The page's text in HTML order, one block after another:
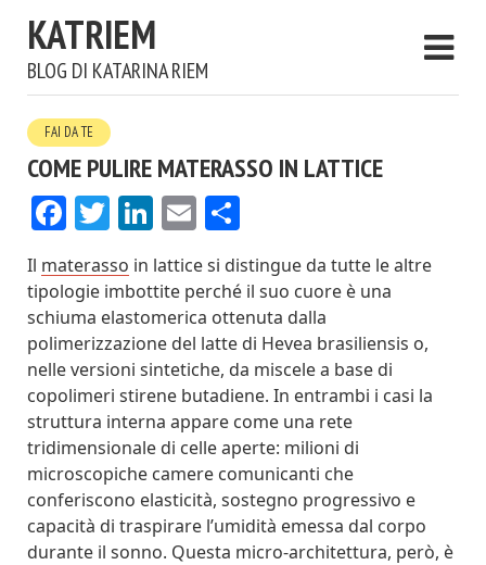
KATRIEM
BLOG DI KATARINA RIEM
FAI DA TE
COME PULIRE MATERASSO IN LATTICE
Facebook
Twitter
LinkedIn
Email
Il materasso in lattice si distingue da tutte le altre
tipologie imbottite perché il suo cuore è una
schiuma elastomerica ottenuta dalla
polimerizzazione del latte di Hevea brasiliensis o,
nelle versioni sintetiche, da miscele a base di
copolimeri stirene butadiene. In entrambi i casi la
struttura interna appare come una rete
tridimensionale di celle aperte: milioni di
microscopiche camere comunicanti che
conferiscono elasticità, sostegno progressivo e
capacità di traspirare l’umidità emessa dal corpo
durante il sonno. Questa micro‐architettura, però, è